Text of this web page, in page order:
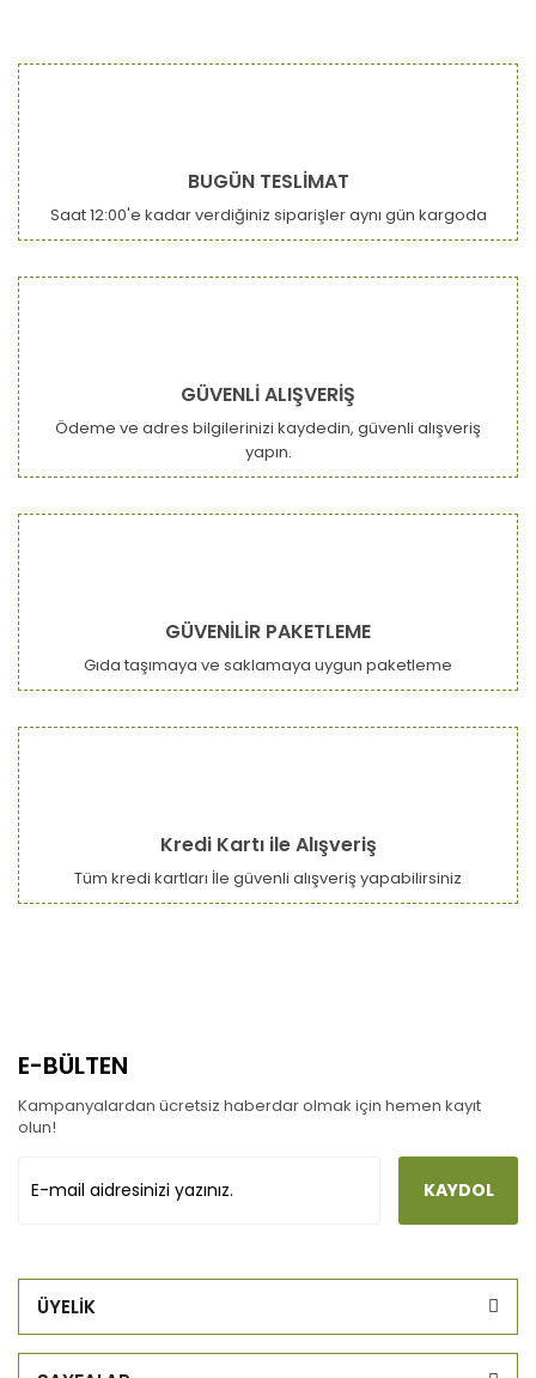
BUGÜN TESLİMAT
Saat 12:00'e kadar verdiğiniz siparişler aynı gün kargoda
GÜVENLİ ALIŞVERİŞ
Ödeme ve adres bilgilerinizi kaydedin, güvenli alışveriş
yapın.
GÜVENİLİR PAKETLEME
Gıda taşımaya ve saklamaya uygun paketleme
Kredi Kartı ile Alışveriş
Tüm kredi kartları İle güvenli alışveriş yapabilirsiniz
E-BÜLTEN
Kampanyalardan ücretsiz haberdar olmak için hemen kayıt
olun!
KAYDOL
ÜYELİK